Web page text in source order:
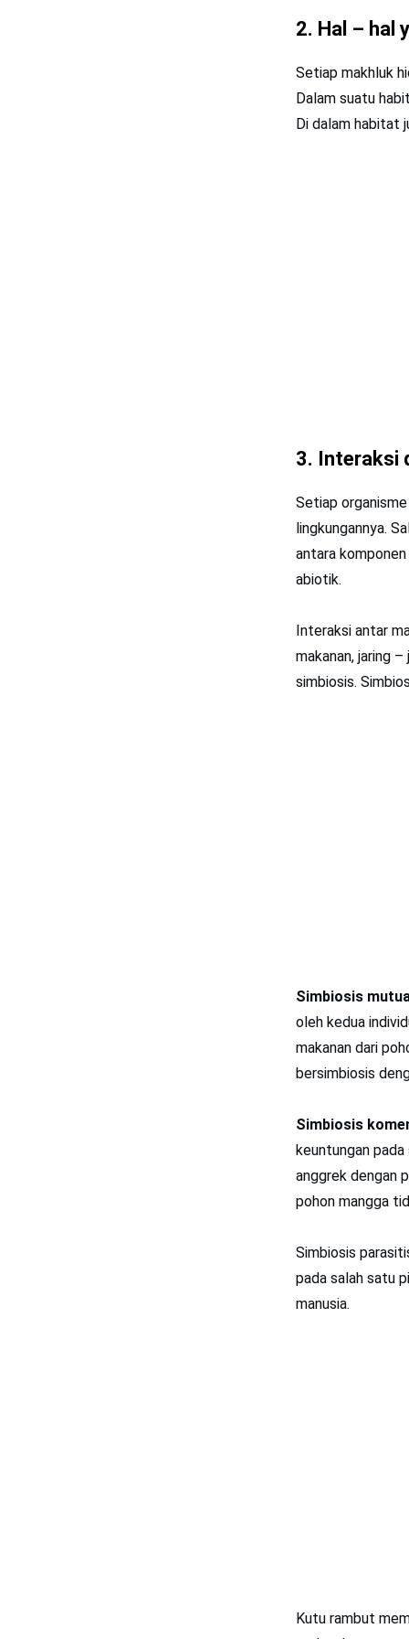
2. Hal – hal
Setiap makhluk
Dalam suatu
Di dalam habitat
3. Interaksi
Setiap
lingkungannya.
antara
abiotik.
Interaksi antar
makanan, jaring
simbiosis.
Simbiosis
oleh kedua
makanan dari
bersimbiosis
Simbiosis
keuntungan
anggrek dengan
pohon mangga
Simbiosis
pada salah satu
manusia.
Kutu rambut